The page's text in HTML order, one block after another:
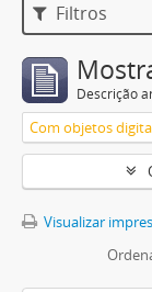
Filtros
Descrição
Com objetos
Visualizar